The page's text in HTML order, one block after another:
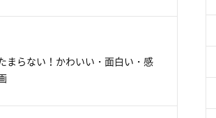
まらない！かわいい・面白い・感